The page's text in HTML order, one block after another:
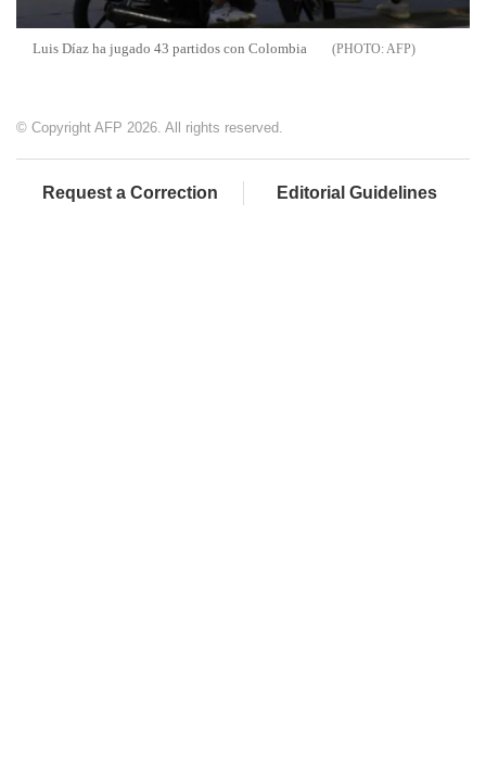
Luis Díaz ha jugado 43 partidos con Colombia AFP
© Copyright AFP 2026. All rights reserved.
Request a Correction Editorial Guidelines